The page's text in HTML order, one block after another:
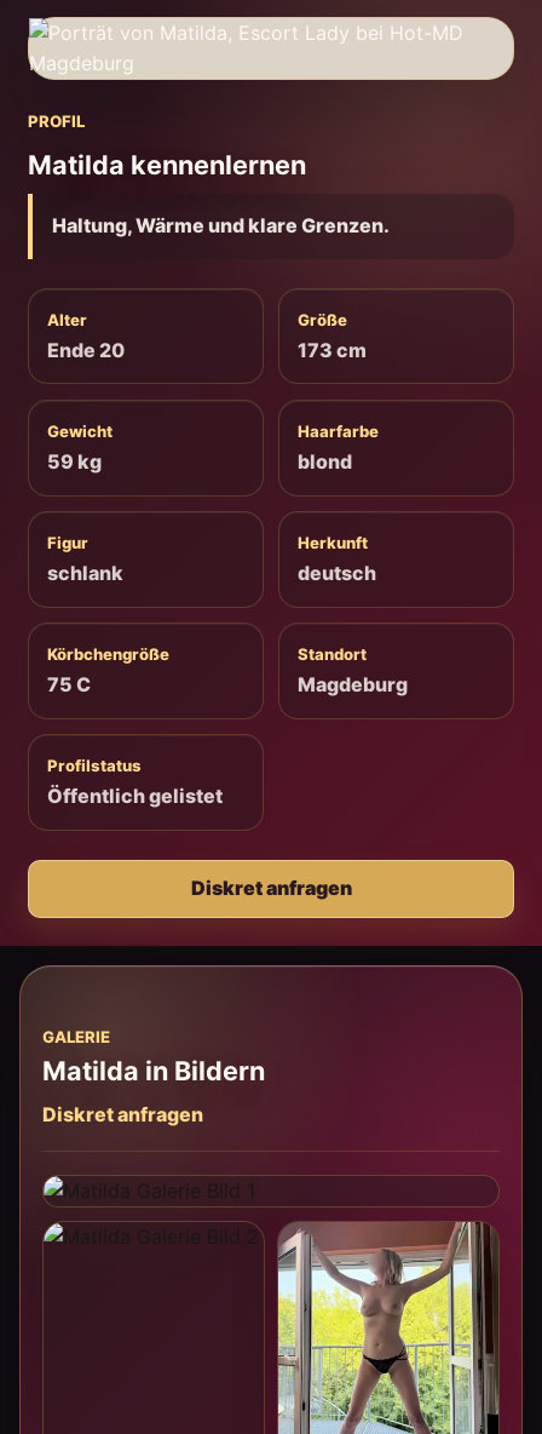
PROFIL
Matilda kennenlernen
Haltung, Wärme und klare Grenzen.
Alter
Ende 20
Größe
173 cm
Gewicht
59 kg
Haarfarbe
blond
Figur
schlank
Herkunft
deutsch
Körbchengröße
75 C
Standort
Magdeburg
Profilstatus
Öffentlich gelistet
Diskret anfragen
GALERIE
Matilda in Bildern
Diskret anfragen